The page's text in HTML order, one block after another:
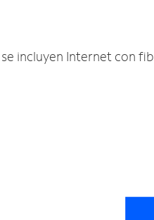
incluyen Internet con